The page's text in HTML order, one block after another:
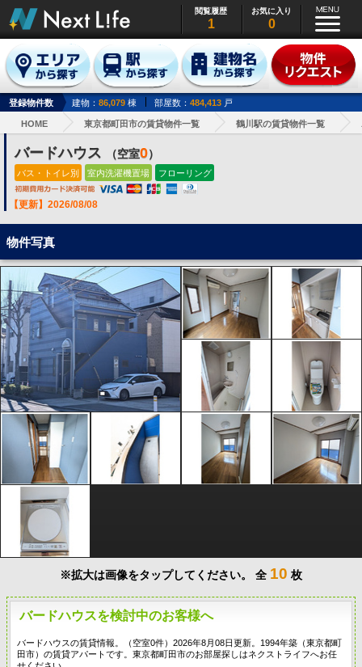
閲覧履歴
1
お気に入り
0
登録物件数 建物： 86,079 棟 部屋数： 484,413 戸
HOME 東京都町田市の賃貸物件一覧 鶴川駅の賃貸物件一覧
バードハウス （空室0）
バス・トイレ別 室内洗濯機置場 フローリング
【更新】2026/08/08
物件写真
※拡大は画像をタップしてください。 全 10 枚
バードハウスを検討中のお客様へ
バードハウスの賃貸情報。（空室0件）2026年8月08日更新。1994年築（東京都町
田市）の賃貸アパートです。東京都町田市のお部屋探しはネクストライフへお任
せください。